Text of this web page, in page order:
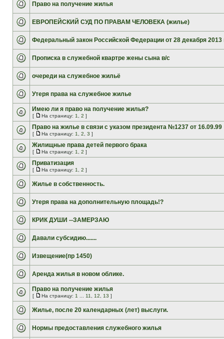
Право на получение жилья
ЕВРОПЕЙСКИЙ СУД ПО ПРАВАМ ЧЕЛОВЕКА (жилье)
Федеральный закон Российской Федерации от 28 декабря 2013
Прописка в служебной квартре жены сына в/с
очереди на служебное жильё
Утеря права на служебное жилье
Имею ли я право на получение жилья?
[ На страницу: 1 2 ]
Право на жилье в связи с указом президента №1237 от 16.09.99
[ На страницу: 1 2 3 ]
Жилищные права детей первого брака
[ На страницу: 1 2 ]
Приватизация
[ На страницу: 1 2 ]
Жилье в собственность.
Утеря права на дополнительную площадь!?
КРИК ДУШИ --ЗАМЕРЗАЮ
Давали субсидию.......
Извещение(пр 1450)
Аренда жилья в новом облике.
Право на получение жилья
[ На страницу: 1 11 12 13 ]
Жилье, после 20 календарных (лет) выслуги.
Нормы предоставления служебного жилья